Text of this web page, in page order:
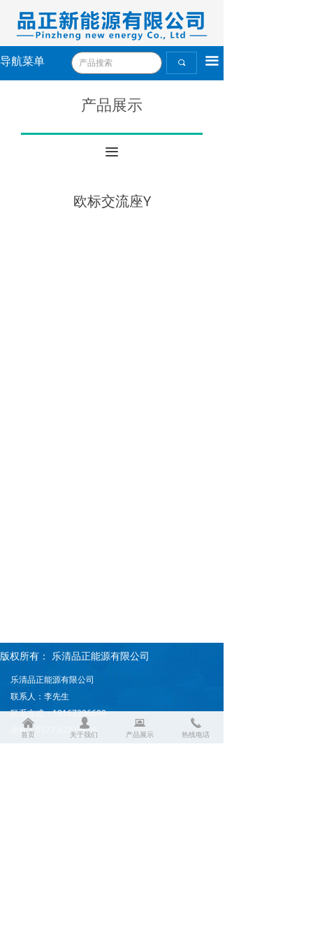
끠 끀
导航菜单
끀
产品展示
欧标交流座Y
乐清品正能源有限公司
联系人：李先生
联系方式：18167296699
座机：0577-62719656
版权所有： 乐清品正能源有限公司
낀
首页
넙
关于我们
뀵
产品展示
끅
热线电话